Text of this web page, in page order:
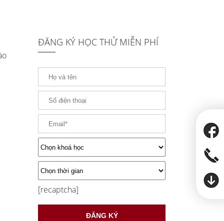
ĐĂNG KÝ HỌC THỬ MIỄN PHÍ
[recaptcha]